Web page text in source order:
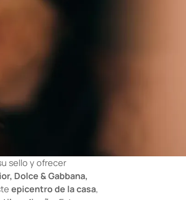
sello y ofrecer
Dolce & Gabbana,
epicentro de la casa,